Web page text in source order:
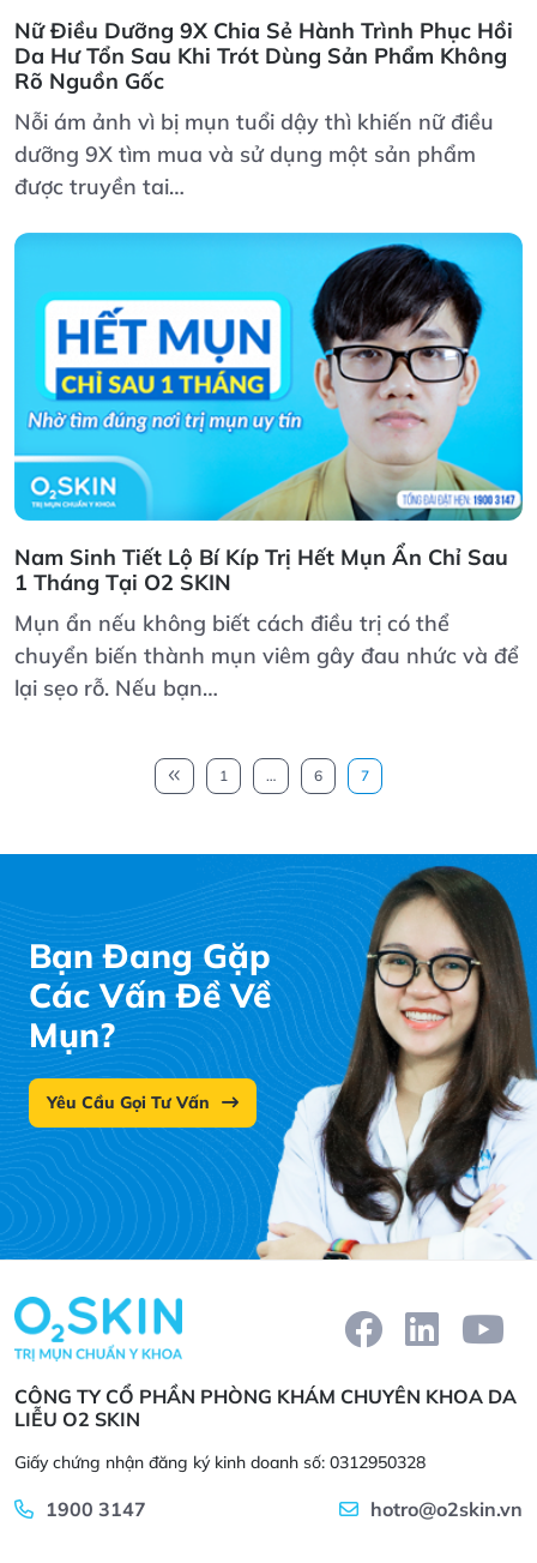
Nữ Điều Dưỡng 9X Chia Sẻ Hành Trình Phục Hồi
Da Hư Tổn Sau Khi Trót Dùng Sản Phẩm Không
Rõ Nguồn Gốc
Nỗi ám ảnh vì bị mụn tuổi dậy thì khiến nữ điều
dưỡng 9X tìm mua và sử dụng một sản phẩm
được truyền tai…
Nam Sinh Tiết Lộ Bí Kíp Trị Hết Mụn Ẩn Chỉ Sau
1 Tháng Tại O2 SKIN
Mụn ẩn nếu không biết cách điều trị có thể
chuyển biến thành mụn viêm gây đau nhức và để
lại sẹo rỗ. Nếu bạn…
1 … 6 7
Bạn Đang Gặp
Các Vấn Đề Về
Mụn?
Yêu Cầu Gọi Tư Vấn
CÔNG TY CỔ PHẦN PHÒNG KHÁM CHUYÊN KHOA DA
LIỄU O2 SKIN
Giấy chứng nhận đăng ký kinh doanh số: 0312950328
1900 3147 hotro@o2skin.vn